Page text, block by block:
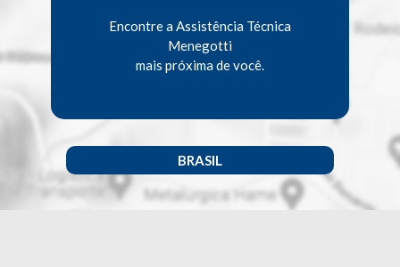
Encontre a Assistência Técnica
Menegotti
mais próxima de você.
BRASIL